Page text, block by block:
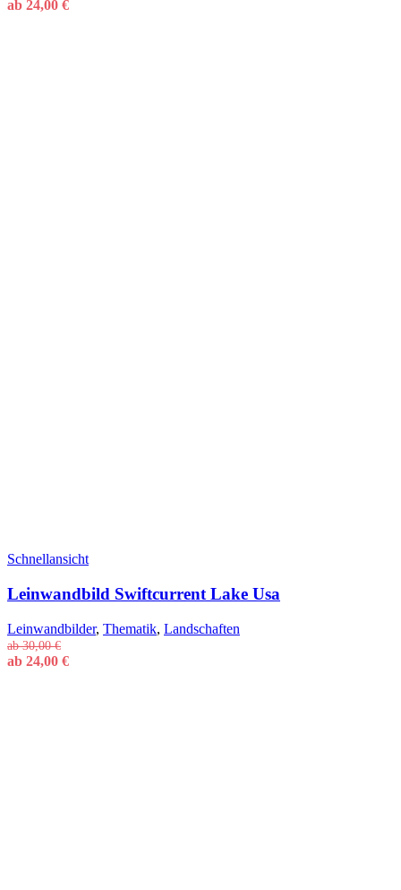
ab 24,00 €
Schnellansicht
Leinwandbild Swiftcurrent Lake Usa
Leinwandbilder, Thematik, Landschaften
ab30,00€
ab 24,00 €